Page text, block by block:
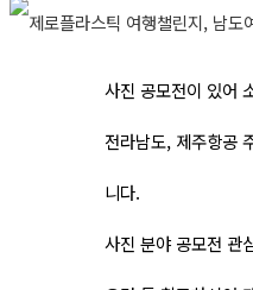
사진 공모전이 있어
전라남도, 제주항공
니다.
사진 분야 공모전 관